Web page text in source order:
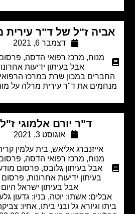
ז"ל של ד"ר עירית מרלה
דצמבר 6, 2021
מנוח, מרכז רפואי הדסה, פרסום מודעת
אבל בעיתון ידיעות אחרונות
במכון שרת במרכז הרפואי הדסה
את ד"ר עירית מרלה על מות אביה.
ד"ר יורם אלמוגי ז"ל
אוגוסט 3, 2021
אייזנברג אליאש,בית עלמין קרית שאול,
מרכז רפואי הדסה, פרסום מודעת
אבל בעיתון גלובס, פרסום מודעת אבל
בעיתון ידיעות אחרונות,פרסום מודעת
אבל בעיתון ישראל היום
אשתו: יוטה, בניו: גדעון גלעד ובני
וגיורא גל ובני ביתו, אחיו: צביקה ונכדיו.